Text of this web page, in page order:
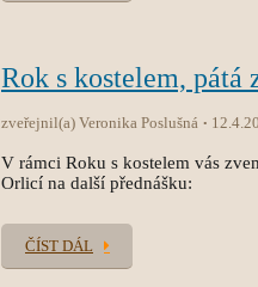
Rok s kostelem, pátá
zveřejnil(a) Veronika Poslušná
V rámci Roku s kostelem vás
Orlicí na další přednášku:
ČÍST DÁL